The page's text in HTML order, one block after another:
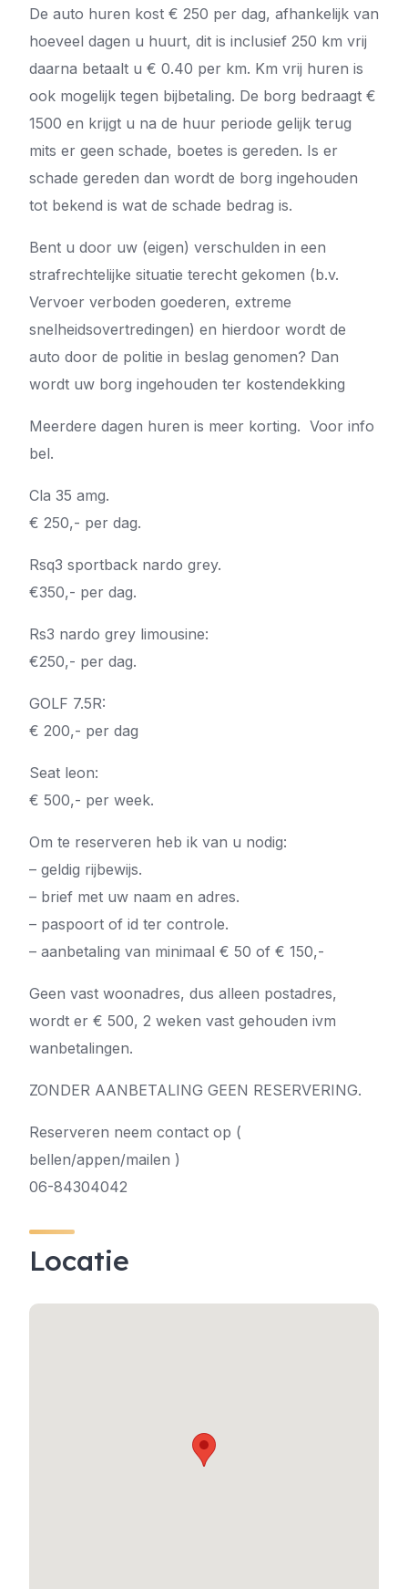
De auto huren kost € 250 per dag, afhankelijk van
hoeveel dagen u huurt, dit is inclusief 250 km vrij
daarna betaalt u € 0.40 per km. Km vrij huren is
ook mogelijk tegen bijbetaling. De borg bedraagt €
1500 en krijgt u na de huur periode gelijk terug
mits er geen schade, boetes is gereden. Is er
schade gereden dan wordt de borg ingehouden
tot bekend is wat de schade bedrag is.
Bent u door uw (eigen) verschulden in een
strafrechtelijke situatie terecht gekomen (b.v.
Vervoer verboden goederen, extreme
snelheidsovertredingen) en hierdoor wordt de
auto door de politie in beslag genomen? Dan
wordt uw borg ingehouden ter kostendekking
Meerdere dagen huren is meer korting. Voor info
bel.
Cla 35 amg.
€ 250,- per dag.
Rsq3 sportback nardo grey.
€350,- per dag.
Rs3 nardo grey limousine:
€250,- per dag.
GOLF 7.5R:
€ 200,- per dag
Seat leon:
€ 500,- per week.
Om te reserveren heb ik van u nodig:
– geldig rijbewijs.
– brief met uw naam en adres.
– paspoort of id ter controle.
– aanbetaling van minimaal € 50 of € 150,-
Geen vast woonadres, dus alleen postadres,
wordt er € 500, 2 weken vast gehouden ivm
wanbetalingen.
ZONDER AANBETALING GEEN RESERVERING.
Reserveren neem contact op (
bellen/appen/mailen )
06-84304042
Locatie